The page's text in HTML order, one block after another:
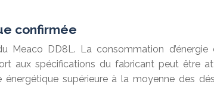
confirmée
Meaco DD8L. La consommation
aux spécifications du fabricant peut être
supérieure à la moyenne des